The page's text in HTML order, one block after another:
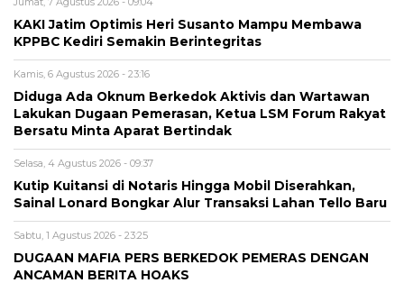
KAKI Jatim Optimis Heri Susanto Mampu Membawa
KPPBC Kediri Semakin Berintegritas
Kamis, 6 Agustus 2026 - 23:16
Diduga Ada Oknum Berkedok Aktivis dan Wartawan
Lakukan Dugaan Pemerasan, Ketua LSM Forum Rakyat
Bersatu Minta Aparat Bertindak
Selasa, 4 Agustus 2026 - 09:37
Kutip Kuitansi di Notaris Hingga Mobil Diserahkan,
Sainal Lonard Bongkar Alur Transaksi Lahan Tello Baru
Sabtu, 1 Agustus 2026 - 23:25
DUGAAN MAFIA PERS BERKEDOK PEMERAS DENGAN
ANCAMAN BERITA HOAKS